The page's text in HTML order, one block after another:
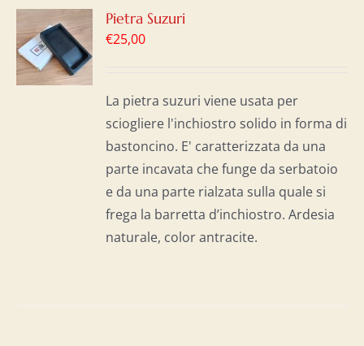
Pietra Suzuri
€25,00
La pietra suzuri viene usata per
sciogliere l'inchiostro solido in forma di
bastoncino. E' caratterizzata da una
parte incavata che funge da serbatoio
e da una parte rialzata sulla quale si
frega la barretta d’inchiostro. Ardesia
naturale, color antracite.